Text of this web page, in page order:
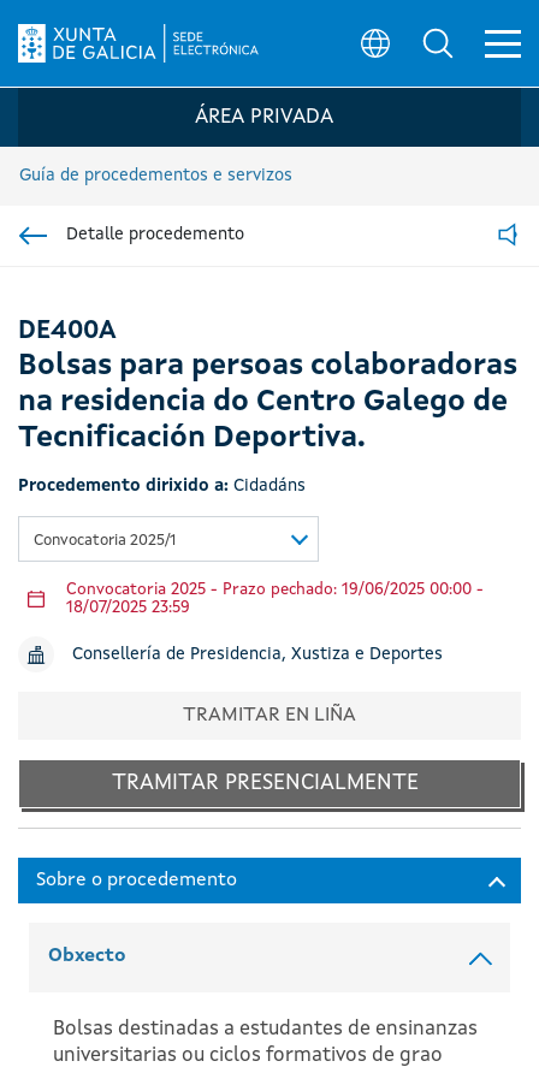
Logo da Sede electrónica da Xunta de
ÁREA PRIVADA
Guía de procedementos e servizos
Detalle procedemento
DE400A
Bolsas para persoas colaboradoras
na residencia do Centro Galego de
Tecnificación Deportiva.
Procedemento dirixido a: Cidadáns
Convocatoria 2025/1
Convocatoria 2025 - Prazo pechado: 19/06/2025 00:00 -
18/07/2025 23:59
Consellería de Presidencia, Xustiza e Deportes
TRAMITAR EN LIÑA
TRAMITAR PRESENCIALMENTE
Obxecto
Bolsas destinadas a estudantes de ensinanzas
universitarias ou ciclos formativos de grao